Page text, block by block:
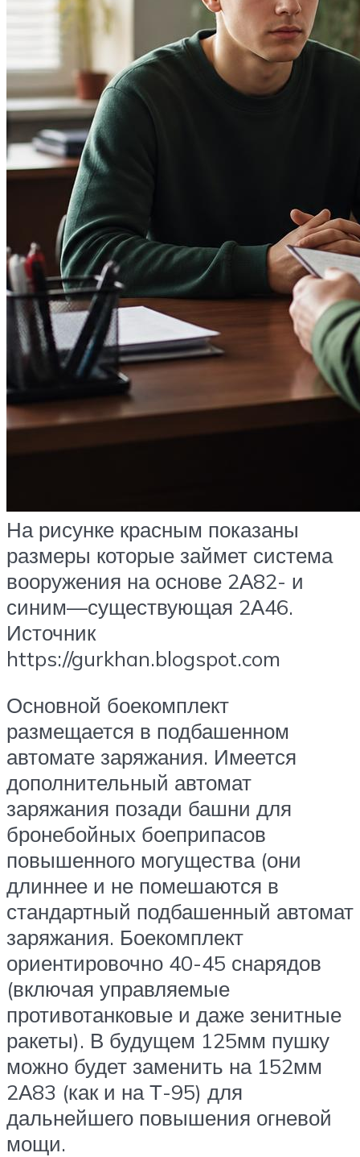
На рисунке красным показаны
размеры которые займет система
вооружения на основе 2А82- и
синим—существующая 2А46.
Источник
https://gurkhan.blogspot.com
Основной боекомплект
размещается в подбашенном
автомате заряжания. Имеется
дополнительный автомат
заряжания позади башни для
бронебойных боеприпасов
повышенного могущества (они
длиннее и не помешаются в
стандартный подбашенный автомат
заряжания. Боекомплект
ориентировочно 40-45 снарядов
(включая управляемые
противотанковые и даже зенитные
ракеты). В будущем 125мм пушку
можно будет заменить на 152мм
2А83 (как и на Т-95) для
дальнейшего повышения огневой
мощи.